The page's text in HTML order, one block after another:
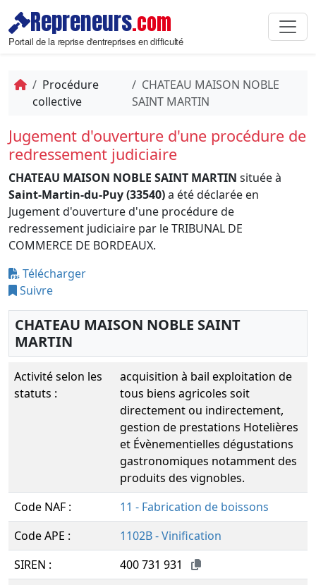
Repreneurs.com
Portail de la reprise d'entreprises en difficulté
Procédure
collective
CHATEAU MAISON NOBLE
SAINT MARTIN
Jugement d'ouverture d'une procédure de
redressement judiciaire
CHATEAU MAISON NOBLE SAINT MARTIN située à
Saint-Martin-du-Puy (33540)a été déclarée en
Jugement d'ouverture d'une procédure de
redressement judiciaire par le TRIBUNAL DE
COMMERCE DE BORDEAUX.
Télécharger
Suivre
CHATEAU MAISON NOBLE SAINT
MARTIN
Activité selon les
statuts :
acquisition à bail exploitation de
tous biens agricoles soit
directement ou indirectement,
gestion de prestations Hotelières
et Évènementielles dégustations
gastronomiques notamment des
produits des vignobles.
Code NAF :
11 - Fabrication de boissons
Code APE :
1102B - Vinification
SIREN :
400 731 931